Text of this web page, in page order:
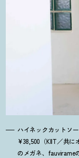
ハイネックカットソ
¥38,500（KIIT／共に
のメガネ、fauvirame